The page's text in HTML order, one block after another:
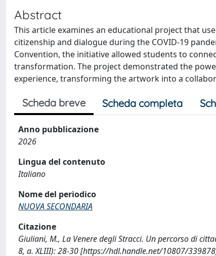
Abstract
This article examines an educational project that
citizenship and dialogue during the COVID-19
Convention, the initiative allowed students to
transformation. The project demonstrated the
experience, transforming the artwork into a
Scheda breve Scheda completa
Anno pubblicazione
2026
Lingua del contenuto
Italiano
Nome del periodico
NUOVA SECONDARIA
Citazione
Giuliani, M., La Venere degli Stracci. Un percorso di
8, a. XLIII): 28-30 [https://hdl.handle.net/10807/